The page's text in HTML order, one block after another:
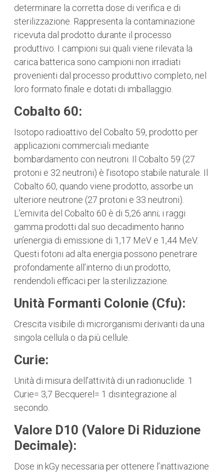
determinare la corretta dose di verifica e di
sterilizzazione. Rappresenta la contaminazione
ricevuta dal prodotto durante il processo
produttivo. I campioni sui quali viene rilevata la
carica batterica sono campioni non irradiati
provenienti dal processo produttivo completo, nel
loro formato finale e dotati di imballaggio.
Cobalto 60:
Isotopo radioattivo del Cobalto 59, prodotto per
applicazioni commerciali mediante
bombardamento con neutroni. Il Cobalto 59 (27
protoni e 32 neutroni) è l’isotopo stabile naturale. Il
Cobalto 60, quando viene prodotto, assorbe un
ulteriore neutrone (27 protoni e 33 neutroni).
L’emivita del Cobalto 60 è di 5,26 anni; i raggi
gamma prodotti dal suo decadimento hanno
un’energia di emissione di 1,17 MeV e 1,44 MeV.
Questi fotoni ad alta energia possono penetrare
profondamente all’interno di un prodotto,
rendendoli efficaci per la sterilizzazione.
Unità Formanti Colonie (cfu):
Crescita visibile di microrganismi derivanti da una
singola cellula o da più cellule.
Curie:
Unità di misura dell’attività di un radionuclide. 1
Curie= 3,7 Becquerel= 1 disintegrazione al
secondo.
Valore D10 (valore Di Riduzione
Decimale):
Dose in kGy necessaria per ottenere l’inattivazione